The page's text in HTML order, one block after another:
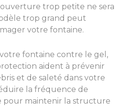
trop petite ne sera
trop grand peut
votre fontaine.
fontaine contre le gel,
aident à prévenir
et de saleté dans votre
la fréquence de
pour maintenir la structure